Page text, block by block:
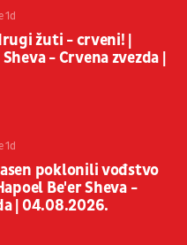
1d
žuti - crveni! |
- Crvena zvezda |
1d
poklonili vođstvo
Be'er Sheva -
| 04.08.2026.